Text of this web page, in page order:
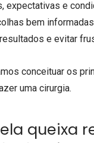
expectativas e
bem
e evitar
conceituar os
uma cirurgia.
queixa